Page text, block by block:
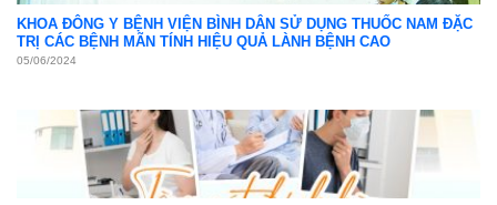
KHOA ĐÔNG Y BỆNH VIỆN BÌNH DÂN SỬ DỤNG THUỐC NAM ĐẶC
TRỊ CÁC BỆNH MÃN TÍNH HIỆU QUẢ LÀNH BỆNH CAO
05/06/2024